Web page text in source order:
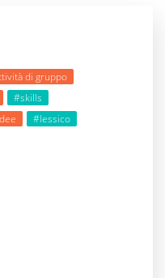
di gruppo
#skills
#lessico